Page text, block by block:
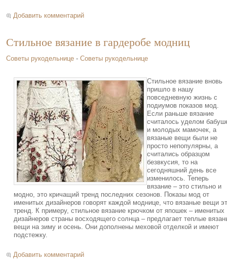
Добавить комментарий
Стильное вязание в гардеробе модниц
Советы рукодельнице - Советы рукодельнице
Стильное вязание вновь
пришло в нашу
повседневную жизнь с
подиумов показов мод.
Если раньше вязание
считалось уделом
и молодых мамочек, а
вязаные вещи были не
просто непопулярны, а
считались образцом
безвкусия, то на
сегодняшний день все
изменилось. Теперь
вязание – это стильно и
модно, это кричащий тренд последних сезонов. Показы мод от
именитых дизайнеров говорят каждой моднице, что вязаные вещи
тренд. К примеру, стильное вязание крючком от япошек – именитых
дизайнеров страны восходящего солнца – предлагает теплые
вещи на зиму и осень. Они дополнены меховой отделкой и имеют
подстежку.
Добавить комментарий